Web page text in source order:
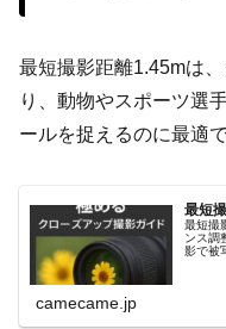
最短撮影距離1.45mは
り、動物やスポーツ選
ールを捉えるのに最適で
最短
最短撮
ンス調
影で被
camecame.jp